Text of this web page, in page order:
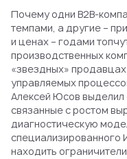
Почему одни B2B-
темпами, а другие –
и ценах – годами
производственных
«звездных»
управляемых
Алексей Юсов выделил
связанные с ростом
диагностическую
специализированного
находить